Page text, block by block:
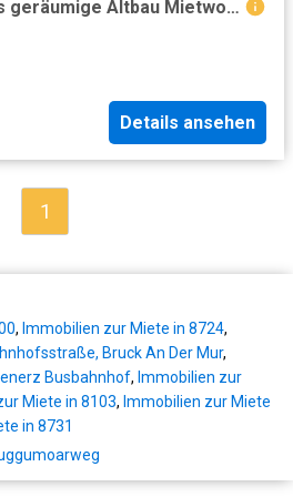
sanierte & besonders geräumige Altbau Mietwohnung im Stadtzentrum
Details ansehen
1
, Immobilien zur Miete in 8724,
Bruck An Der Mur,
Busbahnhof, Immobilien zur
Miete in 8103, Immobilien zur Miete
in 8731